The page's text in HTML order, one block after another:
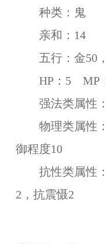
种类：鬼
亲和：14
五行：金50
HP：5 MP
强法类属性：
物理类属性：
御程度10
抗性类属性：
2，抗震慑2